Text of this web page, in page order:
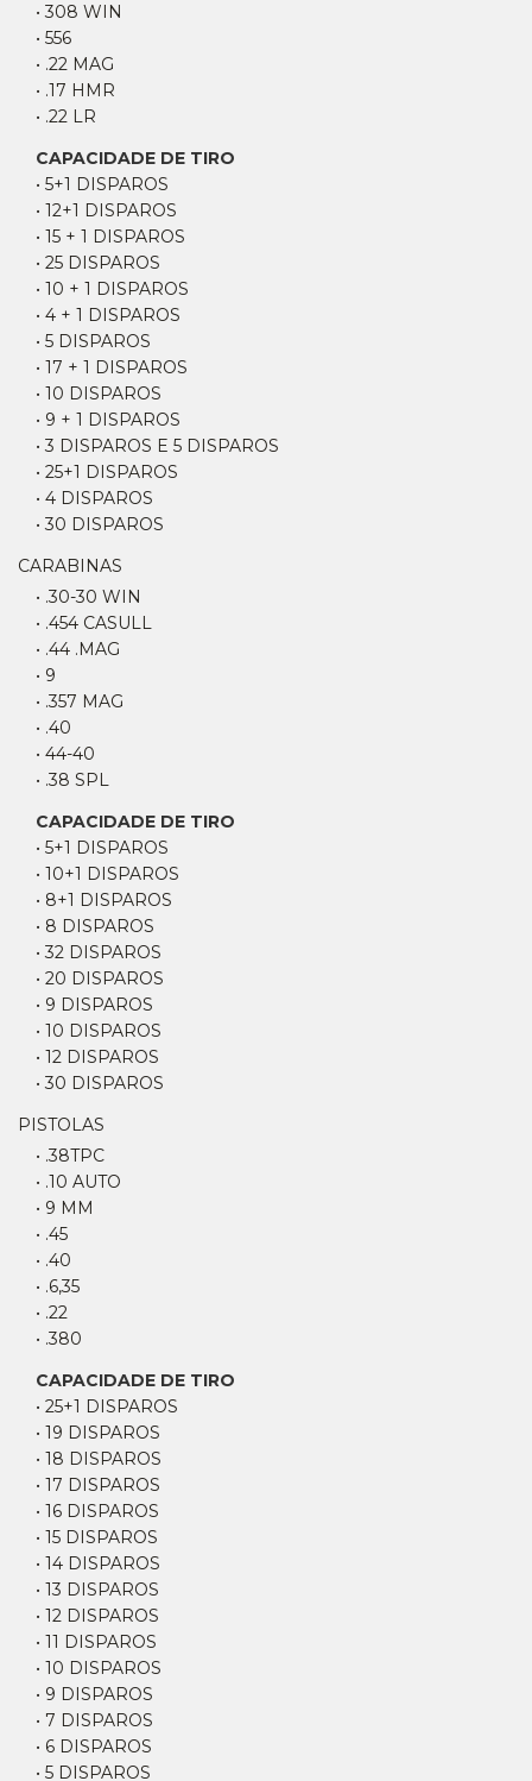
• 308 WIN
• 556
• .22 MAG
• .17 HMR
• .22 LR
CAPACIDADE DE TIRO
• 5+1 DISPAROS
• 12+1 DISPAROS
• 15 + 1 DISPAROS
• 25 DISPAROS
• 10 + 1 DISPAROS
• 4 + 1 DISPAROS
• 5 DISPAROS
• 17 + 1 DISPAROS
• 10 DISPAROS
• 9 + 1 DISPAROS
• 3 DISPAROS E 5 DISPAROS
• 25+1 DISPAROS
• 4 DISPAROS
• 30 DISPAROS
CARABINAS
• .30-30 WIN
• .454 CASULL
• .44 .MAG
• 9
• .357 MAG
• .40
• 44-40
• .38 SPL
CAPACIDADE DE TIRO
• 5+1 DISPAROS
• 10+1 DISPAROS
• 8+1 DISPAROS
• 8 DISPAROS
• 32 DISPAROS
• 20 DISPAROS
• 9 DISPAROS
• 10 DISPAROS
• 12 DISPAROS
• 30 DISPAROS
PISTOLAS
• .38TPC
• .10 AUTO
• 9 MM
• .45
• .40
• .6,35
• .22
• .380
CAPACIDADE DE TIRO
• 25+1 DISPAROS
• 19 DISPAROS
• 18 DISPAROS
• 17 DISPAROS
• 16 DISPAROS
• 15 DISPAROS
• 14 DISPAROS
• 13 DISPAROS
• 12 DISPAROS
• 11 DISPAROS
• 10 DISPAROS
• 9 DISPAROS
• 7 DISPAROS
• 6 DISPAROS
• 5 DISPAROS